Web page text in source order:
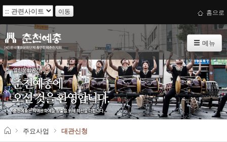
이동 홈으로
메뉴
주요사업 대관신청